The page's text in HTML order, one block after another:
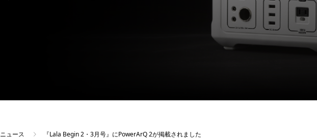
ニュース 『Lala Begin 2・3月号』にPowerArQ 2が掲載されました